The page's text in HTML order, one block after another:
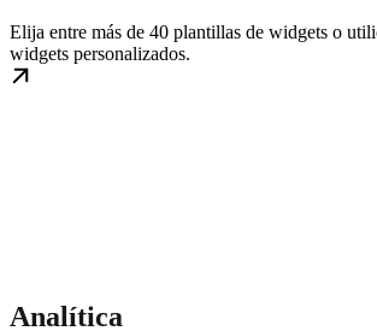
Elija entre más de 40 plantillas de widgets o
widgets personalizados.
Analítica